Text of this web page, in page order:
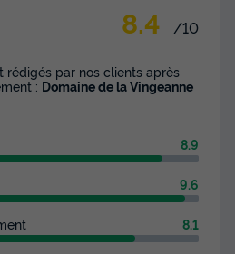
8.4 /10
rédigés par nos clients après
: Domaine de la Vingeanne
8.9
9.6
8.1